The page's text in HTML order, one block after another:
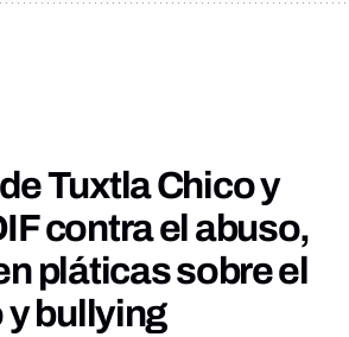
Tuxtla Chico y
contra el abuso,
pláticas sobre el
y bullying